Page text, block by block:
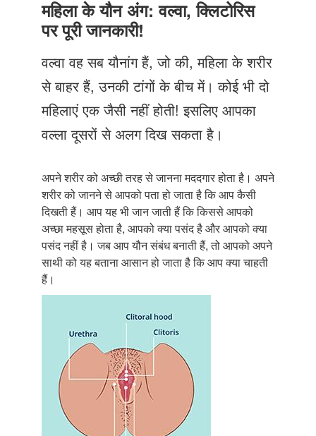
Just Poocho
संपर्क करें
महिला के यौन अंग: वल्वा, क्लिटोरिस
पर पूरी जानकारी!
वल्वा वह सब यौनांग हैं, जो की, महिला के शरीर
से बाहर हैं, उनकी टांगों के बीच में। कोई भी दो
महिलाएं एक जैसी नहीं होती! इसलिए आपका
वल्ला दूसरों से अलग दिख सकता है।
अपने शरीर को अच्छी तरह से जानना मददगार होता है। अपने
शरीर को जानने से आपको पता हो जाता है कि आप कैसी
दिखती हैं। आप यह भी जान जाती हैं कि किससे आपको
अच्छा महसूस होता है, आपको क्या पसंद है और आपको क्या
पसंद नहीं है। जब आप यौन संबंध बनाती हैं, तो आपको अपने
साथी को यह बताना आसान हो जाता है कि आप क्या चाहती
हैं।